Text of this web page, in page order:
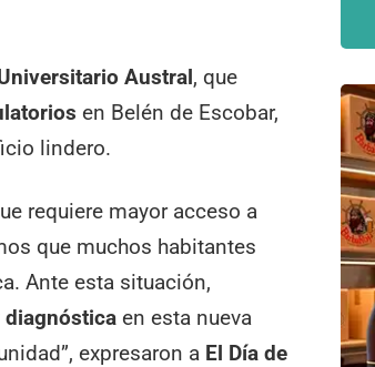
Austral, que
en Belén de Escobar,
lindero.
requiere mayor acceso a
que muchos habitantes
Ante esta situación,
diagnóstica en esta nueva
expresaron a El Día de